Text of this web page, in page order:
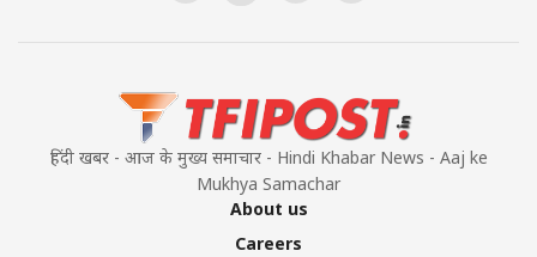
हिंदी खबर - आज के मुख्य समाचार - Hindi Khabar News - Aaj ke
Mukhya Samachar
About us
Careers